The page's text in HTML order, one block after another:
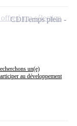
un(e)
au développement
CDITemps plein
à ma sélection